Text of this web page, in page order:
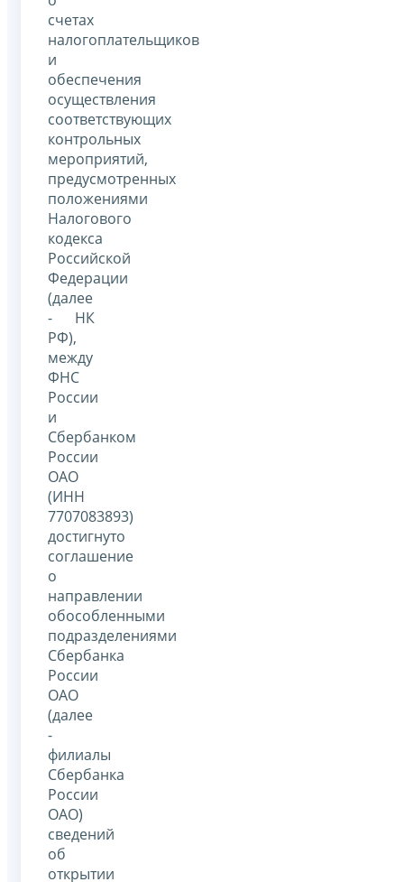
счетах
налогоплательщиков
и
обеспечения
осуществления
соответствующих
контрольных
мероприятий,
предусмотренных
положениями
Налогового
кодекса
Российской
Федерации
(далее
- НК
РФ),
между
ФНС
России
и
Сбербанком
России
ОАО
(ИНН
7707083893)
достигнуто
соглашение
о
направлении
обособленными
подразделениями
Сбербанка
России
ОАО
(далее
-
филиалы
Сбербанка
России
ОАО)
сведений
об
открытии